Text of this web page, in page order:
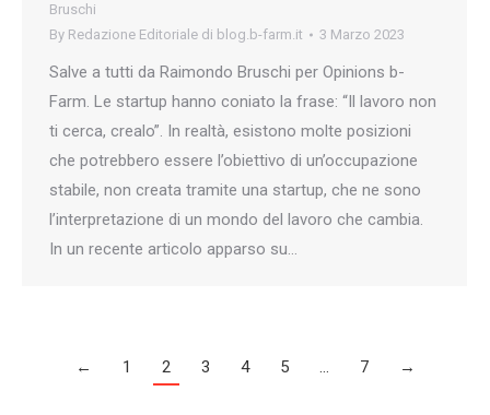
Bruschi
By Redazione Editoriale di blog.b-farm.it 3 Marzo 2023
Salve a tutti da Raimondo Bruschi per Opinions b-
Farm. Le startup hanno coniato la frase: “Il lavoro non
ti cerca, crealo”. In realtà, esistono molte posizioni
che potrebbero essere l’obiettivo di un’occupazione
stabile, non creata tramite una startup, che ne sono
l’interpretazione di un mondo del lavoro che cambia.
In un recente articolo apparso su…
← 1 2 3 4 5 … 7 →